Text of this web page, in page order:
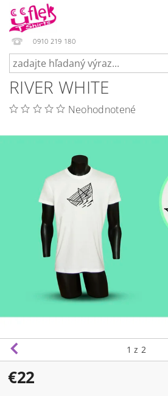
0910 219 180
RIVER WHITE
Neohodnotené
1 z 2
€22